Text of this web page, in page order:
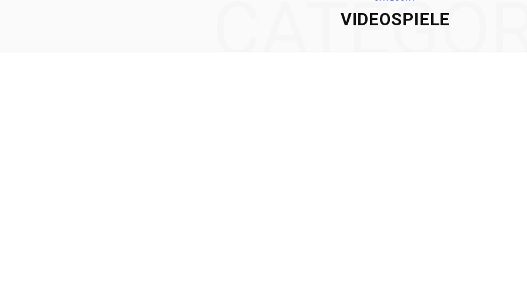
VIDEOSPIELE